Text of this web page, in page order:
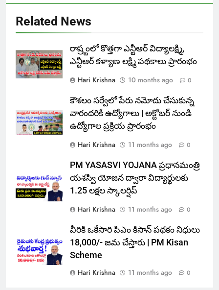
Related News
రాష్ర్టంలో కొత్తగా ఎన్టీఆర్ విద్యాలక్ష్మి,
ఎన్టీఆర్ కళ్యాణ లక్ష్మి పథకాలు ప్రారంభం
Hari Krishna
10 months ago 0
కౌశలం సర్వేలో పేరు నమోదు చేసుకున్న
వారందరికీ ఉద్యోగాలు | అక్టోబర్ నుండి
ఉద్యోగాల ప్రక్రియ ప్రారంభం
Hari Krishna
11 months ago 0
PM YASASVI YOJANA ప్రధానమంత్రి
యశస్వి యోజన ద్వారా విద్యార్థులకు
1.25 లక్షల స్కాలర్షిప్
Hari Krishna
11 months ago 0
వీరికి ఒకేసారి పిఎం కిసాన్ పథకం నిధులు
18,000/- జమ చేస్తారు | PM Kisan
Scheme
Hari Krishna
11 months ago 0